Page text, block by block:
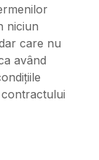
niciun
care nu
având